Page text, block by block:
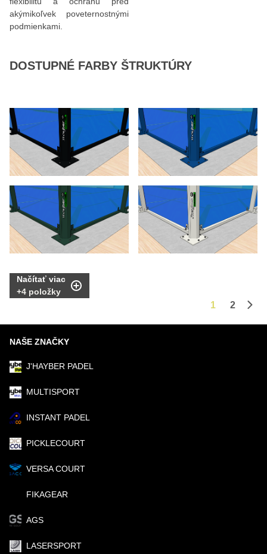
akýmikoľvek poveternostnými
podmienkami.
DOSTUPNÉ FARBY ŠTRUKTÚRY
Načítať viac
+4 položky
1
2
NAŠE ZNAČKY
J'HAYBER PADEL
MULTISPORT
INSTANT PADEL
PICKLECOURT
VERSA COURT
FIKAGEAR
AGS
LASERSPORT